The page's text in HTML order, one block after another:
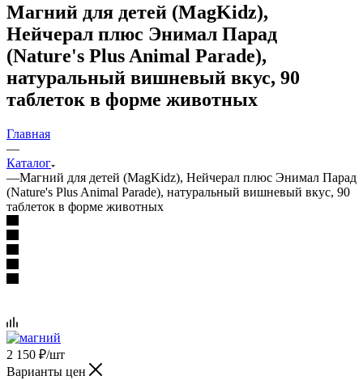
Магний для детей (MagKidz),
Нейчерал плюс Энимал Парад
(Nature's Plus Animal Parade),
натуральный вишневый вкус, 90
таблеток в форме животных
Главная
—
Каталог
—Магний для детей (MagKidz), Нейчерал плюс Энимал Парад
(Nature's Plus Animal Parade), натуральный вишневый вкус, 90
таблеток в форме животных
2 150 ₽/шт
Варианты цен